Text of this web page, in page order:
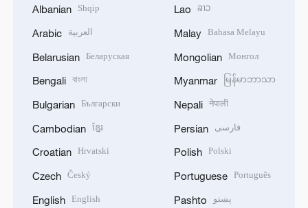
Albanian Shqip
Arabic العربية
Belarusian Беларуская
Bengali বাংলা
Bulgarian Български
Cambodian ខ្មែរ
Croatian Hrvatski
Czech Český
English English
Lao ລາວ
Malay Bahasa Melayu
Mongolian Монгол
Myanmar မြန်မာဘာသာ
Nepali नेपाली
Persian فارسی
Polish Polski
Portuguese Português
Pashto پښتو